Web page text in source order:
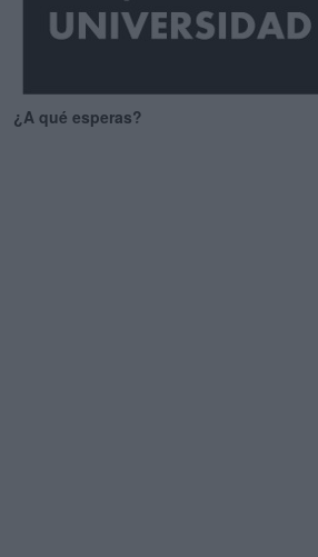
¿A qué esperas?